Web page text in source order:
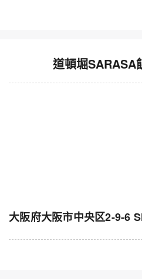
道頓堀SARASA
大阪府大阪市中央区2-9-6